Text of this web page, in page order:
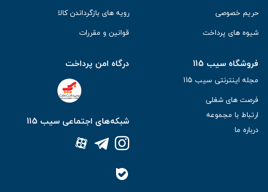
حریم خصوصی
شیوه های پرداخت
رویه های بازگرداندن کالا
قوانین و مقررات
فروشگاه سیب 115
مجله اینترنتی سیب 115
فرصت های شغلی
ارتباط با مجموعه
درباره ما
درگاه امن پرداخت
شبکه‌های اجتماعی سیب 115